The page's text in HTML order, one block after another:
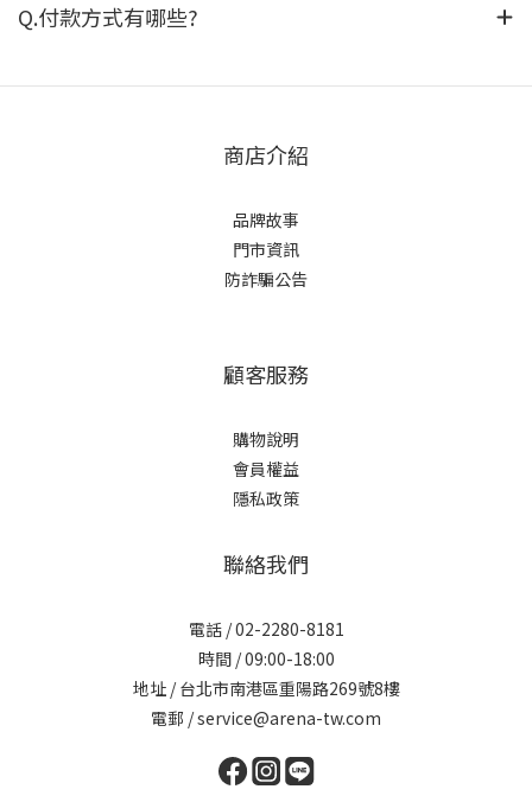
Q.付款方式有哪些?
商店介紹
品牌故事
門市資訊
防詐騙公告
顧客服務
購物說明
會員權益
隱私政策
聯絡我們
電話 / 02-2280-8181
時間 / 09:00-18:00
地址 / 台北市南港區重陽路269號8樓
電郵 / service@arena-tw.com